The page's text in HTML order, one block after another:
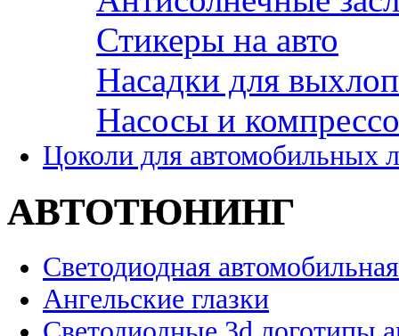
Стикеры на авто
Насадки для
Насосы и
Цоколи для автомобильных
АВТОТЮНИНГ
Светодиодная
Ангельские глазки